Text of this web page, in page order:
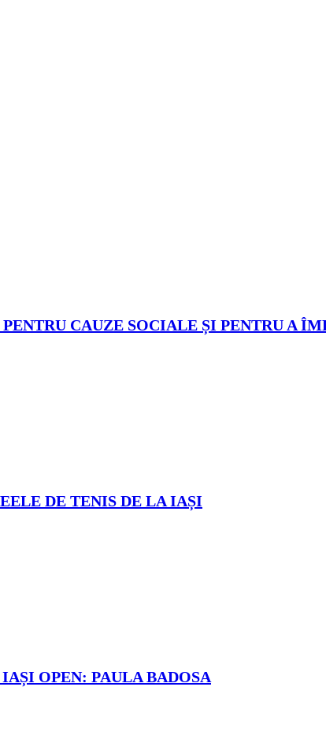
CAUZE SOCIALE ȘI PENTRU A
DE TENIS DE LA IAȘI
OPEN: PAULA BADOSA